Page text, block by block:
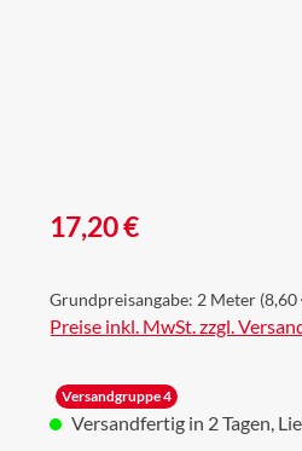
Regulärer Preis:
17,20 €
Grundpreisangabe: 2 Meter
Preise inkl. MwSt. zzgl.
Versandgruppe 4
Versandfertig in 2 Tagen,